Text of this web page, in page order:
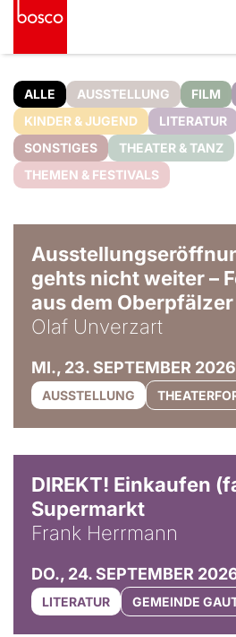
ALLE AUSSTELLUNG FILM
KINDER & JUGEND
LITERATUR
SONSTIGES
THEATER & TANZ
THEMEN & FESTIVALS
gehts nicht weiter –
aus dem
Olaf Unverzart
MI., 23. SEPTEMBER 2026
AUSSTELLUNG
DIREKT! Einkaufen
Supermarkt
Frank Herrmann
DO., 24. SEPTEMBER
LITERATUR GEMEINDE